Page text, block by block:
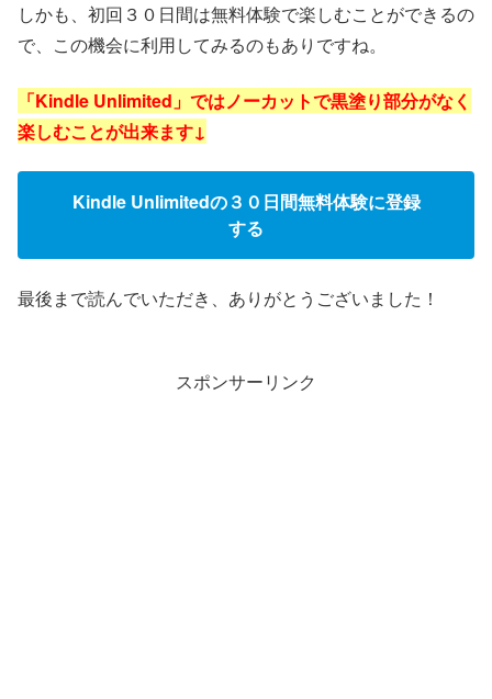
しかも、初回３０日間は無料体験で楽しむことができるの
で、この機会に利用してみるのもありですね。
「Kindle Unlimited」ではノーカットで黒塗り部分がなく
楽しむことが出来ます↓
Kindle Unlimitedの３０日間無料体験に登録
する
最後まで読んでいただき、ありがとうございました！
スポンサーリンク